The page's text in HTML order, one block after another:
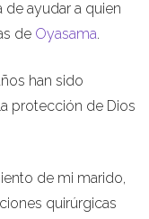
ayudar a quien
de Oyasama.
han sido
protección de Dios
de mi marido,
quirúrgicas